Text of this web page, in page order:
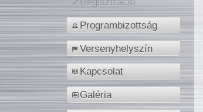
Programbizottság
Versenyhelyszín
Kapcsolat
Galéria